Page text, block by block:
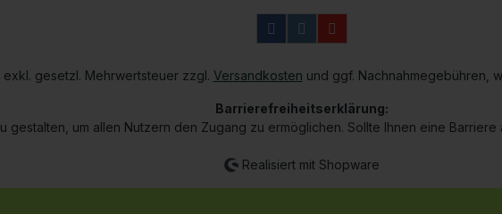
exkl. gesetzl. Mehrwertsteuer zzgl. Versandkosten und ggf. Nachnahmegebühren,
Barrierefreiheitserklärung:
um allen Nutzern den Zugang zu ermöglichen. Sollte Ihnen eine
Realisiert mit Shopware